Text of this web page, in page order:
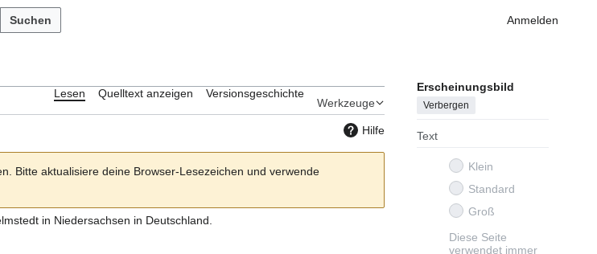
Suchen Anmelden
Lesen Quelltext anzeigen Versionsgeschichte
Werkzeuge
Erscheinungsbild
Verbergen
Text
Klein
Standard
Groß
Diese Seite
verwendet immer
Hilfe
Bitte aktualisiere deine Browser-Lesezeichen und verwende
in Niedersachsen in Deutschland.